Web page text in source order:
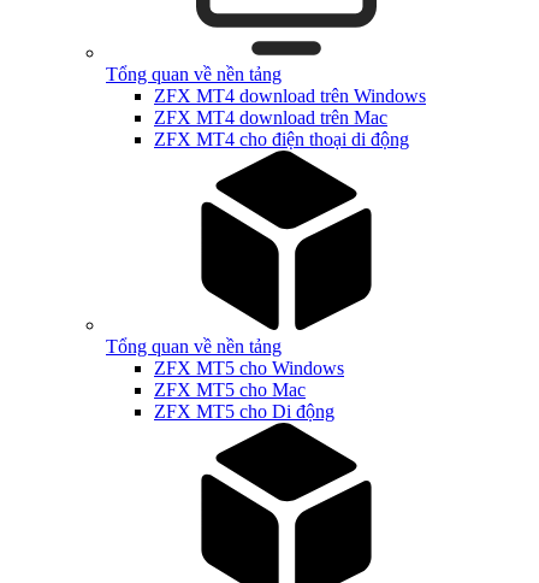
Tổng quan về nền tảng
ZFX MT4 download trên Windows
ZFX MT4 download trên Mac
ZFX MT4 cho điện thoại di động
Tổng quan về nền tảng
ZFX MT5 cho Windows
ZFX MT5 cho Mac
ZFX MT5 cho Di động